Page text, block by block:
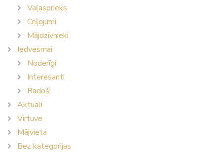
Vaļasprieks
Ceļojumi
Mājdzīvnieki
Iedvesmai
Noderīgi
Interesanti
Radoši
Aktuāli
Virtuve
Mājvieta
Bez kategorijas